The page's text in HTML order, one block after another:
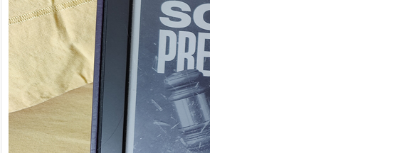
Je bouquine #149
Sans grande surprise, j’ai
replongé dans la série
« Roy Grace »…